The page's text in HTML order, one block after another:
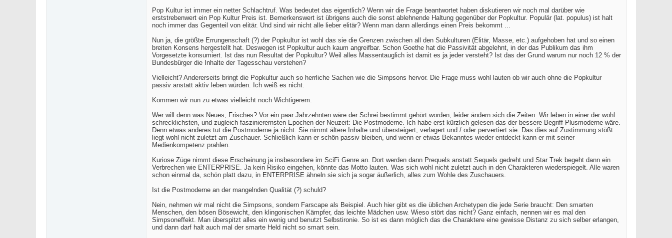
Pop Kultur ist immer ein netter Schlachtruf. Was bedeutet das eigentlich? Wenn wir die Frage beantwortet haben diskutieren wir noch mal darüber wie
erststrebenwert ein Pop Kultur Preis ist. Bemerkenswert ist übrigens auch die sonst ablehnende Haltung gegenüber der Popkultur. Populär (lat. populus) ist halt
noch immer das Gegenteil von elitär. Und sind wir nicht alle lieber elitär? Wenn man dann allerdings einen Preis bekommt ...
Nun ja, die größte Errungenschaft (?) der Popkultur ist wohl das sie die Grenzen zwischen all den Subkulturen (Elitär, Masse, etc.) aufgehoben hat und so einen
breiten Konsens hergestellt hat. Deswegen ist Popkultur auch kaum angreifbar. Schon Goethe hat die Passivität abgelehnt, in der das Publikum das ihm
Vorgesetzte konsumiert. Ist das nun Resultat der Popkultur? Weil alles Massentauglich ist damit es ja jeder versteht? Ist das der Grund warum nur noch 12 % der
Bundesbürger die Inhalte der Tagesschau verstehen?
Vielleicht? Andererseits bringt die Popkultur auch so herrliche Sachen wie die Simpsons hervor. Die Frage muss wohl lauten ob wir auch ohne die Popkultur
passiv anstatt aktiv leben würden. Ich weiß es nicht.
Kommen wir nun zu etwas vielleicht noch Wichtigerem.
Wer will denn was Neues, Frisches? Vor ein paar Jahrzehnten wäre der Schrei bestimmt gehört worden, leider ändern sich die Zeiten. Wir leben in einer der wohl
schrecklichsten, und zugleich faszinierernsten Epochen der Neuzeit: Die Postmoderne. Ich habe erst kürzlich gelesen das der bessere Begriff Plusmoderne wäre.
Denn etwas anderes tut die Postmoderne ja nicht. Sie nimmt ältere Inhalte und übersteigert, verlagert und / oder pervertiert sie. Das dies auf Zustimmung stößt
liegt wohl nicht zuletzt am Zuschauer. Schließlich kann er schön passiv bleiben, und wenn er etwas Bekanntes wieder entdeckt kann er mit seiner
Medienkompetenz prahlen.
Kuriose Züge nimmt diese Erscheinung ja insbesondere im SciFi Genre an. Dort werden dann Prequels anstatt Sequels gedreht und Star Trek begeht dann ein
Verbrechen wie ENTERPRISE. Ja kein Risiko eingehen, könnte das Motto lauten. Was sich wohl nicht zuletzt auch in den Charakteren wiederspiegelt. Alle waren
schon einmal da, schön platt dazu, in ENTERPRISE ähneln sie sich ja sogar äußerlich, alles zum Wohle des Zuschauers.
Ist die Postmoderne an der mangelnden Qualität (?) schuld?
Nein, nehmen wir mal nicht die Simpsons, sondern Farscape als Beispiel. Auch hier gibt es die üblichen Archetypen die jede Serie braucht: Den smarten
Menschen, den bösen Bösewicht, den klingonischen Kämpfer, das leichte Mädchen usw. Wieso stört das nicht? Ganz einfach, nennen wir es mal den
Simpsoneffekt. Man überspitzt alles ein wenig und benutzt Selbstironie. So ist es dann möglich das die Charaktere eine gewisse Distanz zu sich selber erlangen,
und dann darf halt auch mal der smarte Held nicht so smart sein.